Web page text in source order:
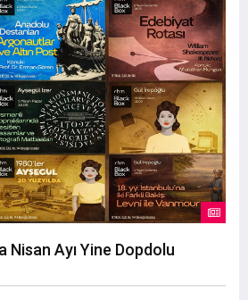
Nisan Ayı Yine Dopdolu